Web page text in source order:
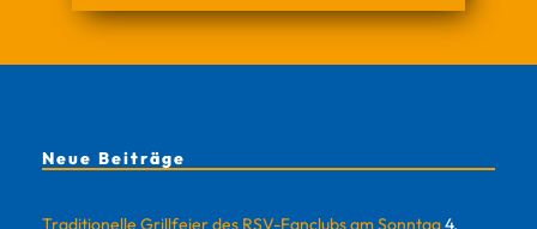
Neue Beiträge
Traditionelle Grillfeier des RSV-Fanclubs am Sonntag4.